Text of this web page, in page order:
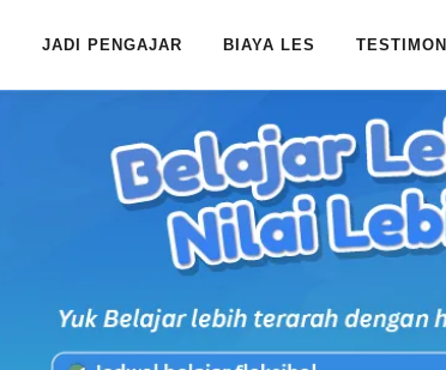
JADI PENGAJAR BIAYA LES TESTIMONI